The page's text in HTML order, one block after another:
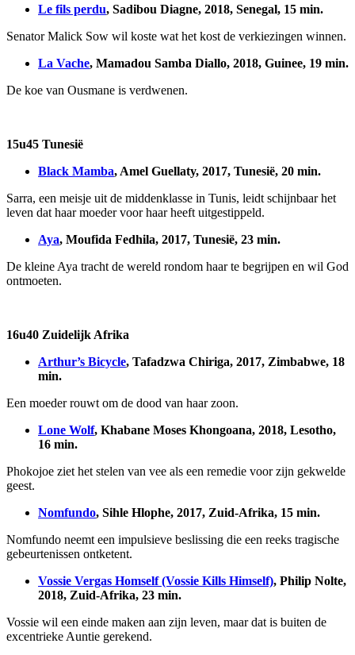
Le fils perdu, Sadibou Diagne, 2018, Senegal, 15 min.
Senator Malick Sow wil koste wat het kost de verkiezingen winnen.
La Vache, Mamadou Samba Diallo, 2018, Guinee, 19 min.
De koe van Ousmane is verdwenen.
15u45 Tunesië
Black Mamba, Amel Guellaty, 2017, Tunesië, 20 min.
Sarra, een meisje uit de middenklasse in Tunis, leidt schijnbaar het
leven dat haar moeder voor haar heeft uitgestippeld.
Aya, Moufida Fedhila, 2017, Tunesië, 23 min.
De kleine Aya tracht de wereld rondom haar te begrijpen en wil God
ontmoeten.
16u40 Zuidelijk Afrika
Arthur’s Bicycle, Tafadzwa Chiriga, 2017, Zimbabwe, 18
min.
Een moeder rouwt om de dood van haar zoon.
Lone Wolf, Khabane Moses Khongoana, 2018, Lesotho,
16 min.
Phokojoe ziet het stelen van vee als een remedie voor zijn gekwelde
geest.
Nomfundo, Sihle Hlophe, 2017, Zuid-Afrika, 15 min.
Nomfundo neemt een impulsieve beslissing die een reeks tragische
gebeurtenissen ontketent.
Vossie Vergas Homself (Vossie Kills Himself), Philip Nolte,
2018, Zuid-Afrika, 23 min.
Vossie wil een einde maken aan zijn leven, maar dat is buiten de
excentrieke Auntie gerekend.